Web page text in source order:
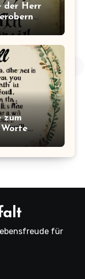
der Herr
zum
für